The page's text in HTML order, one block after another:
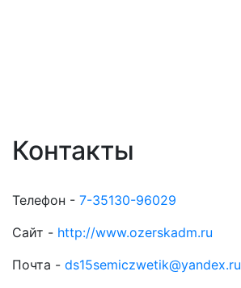
Контакты
Телефон - 7-35130-96029
Сайт - http://www.ozerskadm.ru
Почта - ds15semiczwetik@yandex.ru